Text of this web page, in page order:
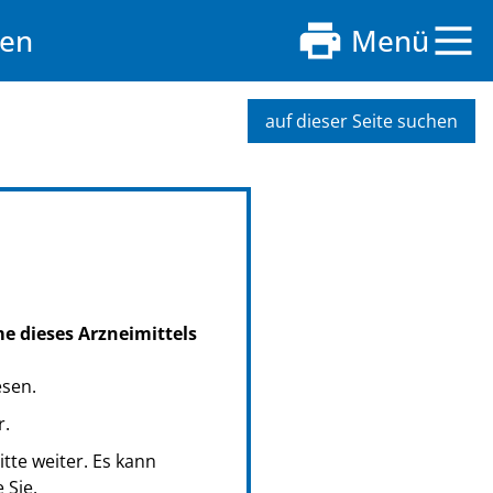
Menü
auf dieser Seite suchen
dieses Arzneimittels
weiter. Es kann
Sie.